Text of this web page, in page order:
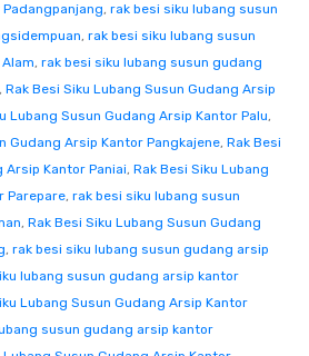
, rak besi siku lubang susun
, rak besi siku lubang susun
, rak besi siku lubang susun gudang
, Rak Besi Siku Lubang Susun Gudang Arsip
Lubang Susun Gudang Arsip Kantor Palu,
Gudang Arsip Kantor Pangkajene, Rak Besi
Arsip Kantor Paniai, Rak Besi Siku Lubang
Parepare, rak besi siku lubang susun
, Rak Besi Siku Lubang Susun Gudang
, rak besi siku lubang susun gudang arsip
lubang susun gudang arsip kantor
Lubang Susun Gudang Arsip Kantor
susun gudang arsip kantor